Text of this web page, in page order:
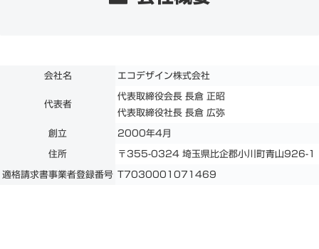
会社名 エコデザイン株式会社
代表者
代表取締役会長 長倉 正昭
代表取締役社長 長倉 広弥
創立 2000年4月
住所 〒355-0324 埼玉県比企郡小川町青山926-1
適格請求書事業者登録番号 T7030001071469